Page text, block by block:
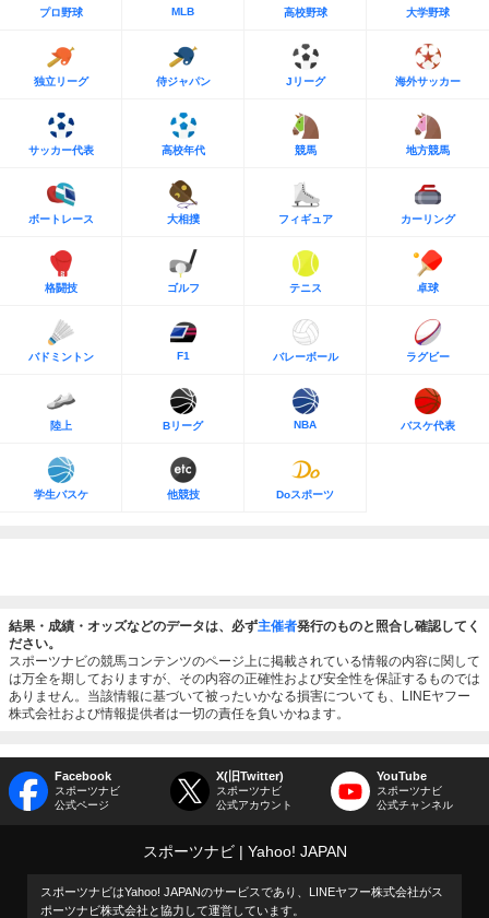
プロ野球 MLB 高校野球 大学野球
独立リーグ 侍ジャパン Jリーグ 海外サッカー
サッカー代表 高校年代 競馬 地方競馬
ボートレース 大相撲 フィギュア カーリング
格闘技 ゴルフ テニス 卓球
バドミントン F1 バレーボール ラグビー
陸上 Bリーグ NBA バスケ代表
学生バスケ 他競技 Doスポーツ
結果・成績・オッズなどのデータは、必ず主催者発行のものと照合し確認してく
ださい。
スポーツナビの競馬コンテンツのページ上に掲載されている情報の内容に関して
は万全を期しておりますが、その内容の正確性および安全性を保証するものでは
ありません。当該情報に基づいて被ったいかなる損害についても、LINEヤフー
株式会社および情報提供者は一切の責任を負いかねます。
Facebook
スポーツナビ
公式ページ
X(旧Twitter)
スポーツナビ
公式アカウント
YouTube
スポーツナビ
公式チャンネル
スポーツナビ Yahoo! JAPAN
スポーツナビはYahoo! JAPANのサービスであり、LINEヤフー株式会社がス
ポーツナビ株式会社と協力して運営しています。